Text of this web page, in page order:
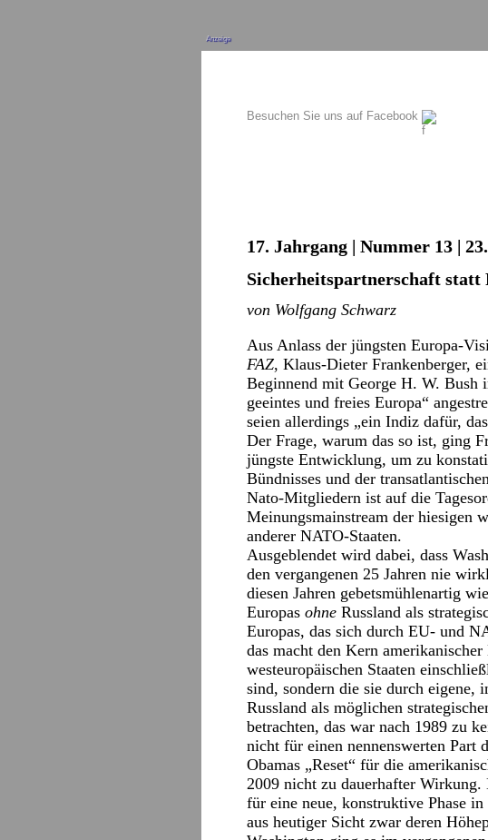
Anzeige
Besuchen Sie uns auf Facebook
17. Jahrgang | Nummer 13 |
Sicherheitspartnerschaft statt
von Wolfgang Schwarz
Aus Anlass der jüngsten Europa-
FAZ, Klaus-Dieter Frankenberger,
Beginnend mit George H. W. Bush
geeintes und freies Europa“
seien allerdings „ein Indiz dafür,
Der Frage, warum das so ist, ging
jüngste Entwicklung, um zu
Bündnisses und der
Nato-Mitgliedern ist auf die
Meinungsmainstream der hiesigen
anderer NATO-Staaten.
Ausgeblendet wird dabei, dass
den vergangenen 25 Jahren nie
diesen Jahren gebetsmühlenartig
Europas ohne Russland als
Europas, das sich durch EU- und
das macht den Kern
westeuropäischen Staaten
sind, sondern die sie durch eigene,
Russland als möglichen
betrachten, das war nach 1989 zu
nicht für einen nennenswerten Part
Obamas „Reset“ für die
2009 nicht zu dauerhafter
für eine neue, konstruktive Phase
aus heutiger Sicht zwar deren